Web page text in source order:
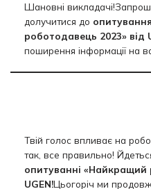
Шановні
долучитися до
роботодавець 2023» від
поширення інформації на
Твій голос впливає на
так, все правильно!
опитуванні «Найкращий
UGEN!Цьогоріч ми